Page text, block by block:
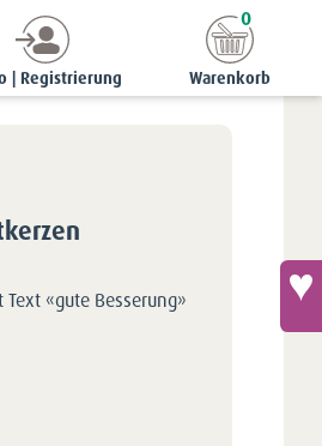
| Registrierung Warenkorb
0
Besserung» - Prachtkerzen
«gute Besserung»